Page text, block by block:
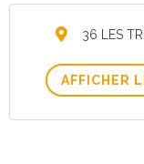
36 LES
AFFICHER